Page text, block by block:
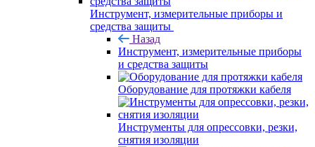
Инструмент, измерительные приборы и
средства защиты
Назад
Инструмент, измерительные приборы
и средства защиты
Оборудование для протяжки кабеля
Инструменты для опрессовки, резки,
снятия изоляции